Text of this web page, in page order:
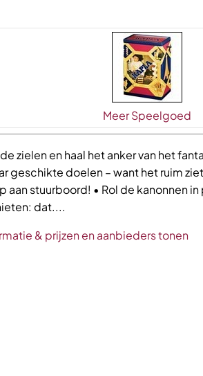
Meer Speelgoed
zielen en haal het anker van het
geschikte doelen – want het ruim
aan stuurboord! • Rol de kanonnen
dat....
& prijzen en aanbieders tonen